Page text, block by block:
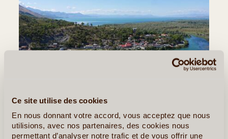
Ce site utilise des cookies
En nous donnant votre accord, vous acceptez que nous
utilisions, avec nos partenaires, des cookies nous
permettant d’analyser notre trafic et de vous offrir une
DU 30/08/2025 AU 18/09/2025
J'ai réalisé ce voyage du 30 aout au 18 Septembre, soit 20 jours.
Cela s'est super bien passé, et j'ai passé un excellent séjour en
Albanie. En 20 jours, j'ai pu découvrir l'albanie du nord au sud, et